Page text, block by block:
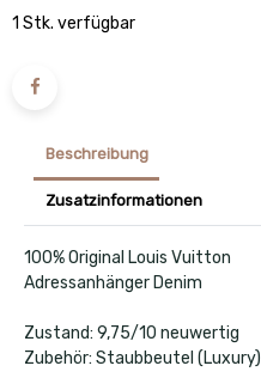
1 Stk. verfügbar
Beschreibung
Zusatzinformationen
100% Original Louis Vuitton
Adressanhänger Denim
Zustand: 9,75/10 neuwertig
Zubehör: Staubbeutel (Luxury)